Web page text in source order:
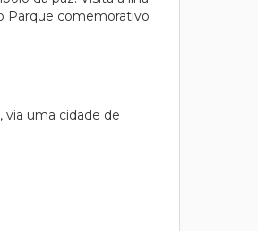
Parque comemorativo
via uma cidade de